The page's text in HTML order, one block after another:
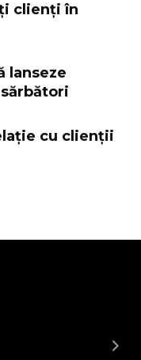
clienți în
lanseze
cu clienții